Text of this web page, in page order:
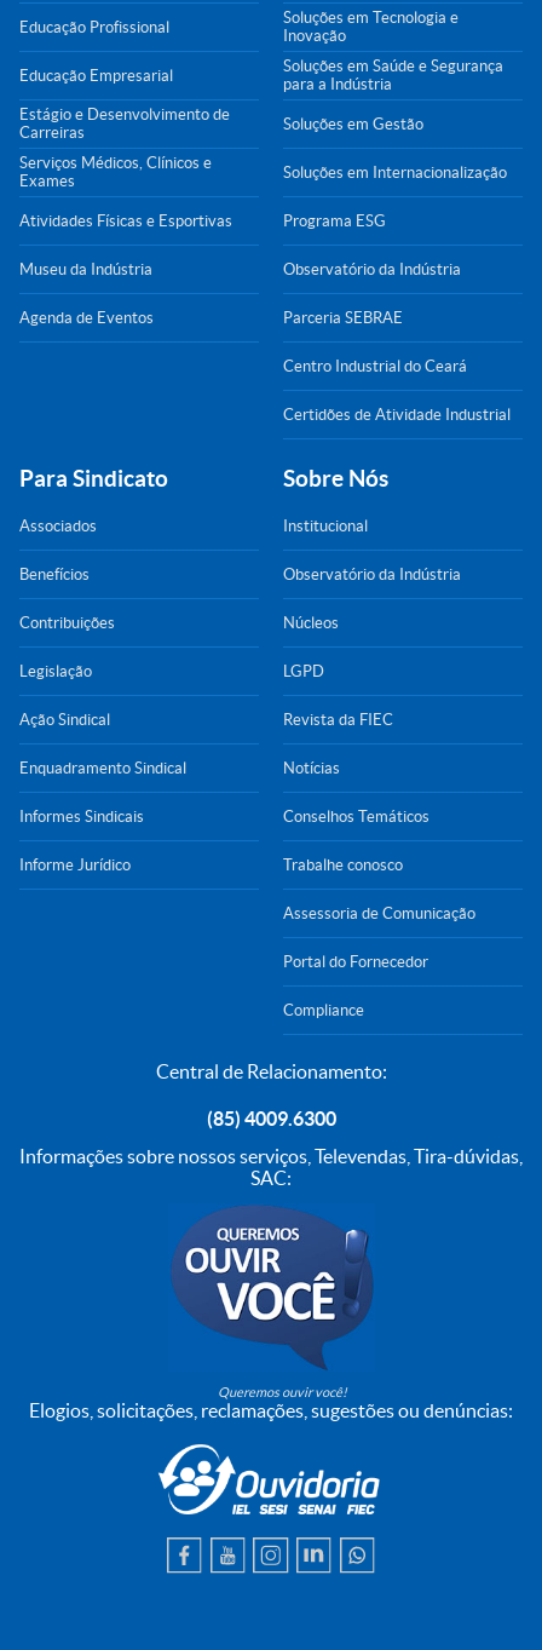
Educação Profissional
Educação Empresarial
Estágio e Desenvolvimento de
Carreiras
Serviços Médicos, Clínicos e
Exames
Atividades Físicas e Esportivas
Museu da Indústria
Agenda de Eventos
Soluções em Tecnologia e
Inovação
Soluções em Saúde e Segurança
para a Indústria
Soluções em Gestão
Soluções em Internacionalização
Programa ESG
Observatório da Indústria
Parceria SEBRAE
Centro Industrial do Ceará
Certidões de Atividade Industrial
Para Sindicato
Associados
Benefícios
Contribuições
Legislação
Ação Sindical
Enquadramento Sindical
Informes Sindicais
Informe Jurídico
Sobre Nós
Institucional
Observatório da Indústria
Núcleos
LGPD
Revista da FIEC
Notícias
Conselhos Temáticos
Trabalhe conosco
Assessoria de Comunicação
Portal do Fornecedor
Compliance
Central de Relacionamento:
(85) 4009.6300
Informações sobre nossos serviços, Televendas, Tira-dúvidas,
SAC:
Queremos ouvir você!
Elogios, solicitações, reclamações, sugestões ou denúncias: